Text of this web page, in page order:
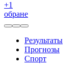
+1
обране
Результаты
Прогнозы
Спорт